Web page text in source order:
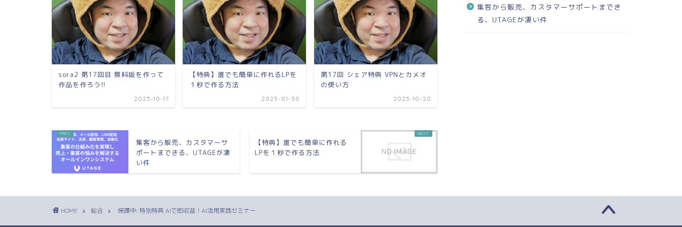
sora2 第17回目 無料版を作って
作品を作ろう!!
2025-10-17
【特典】誰でも簡単に作れるLPを
１秒で作る方法
2025-01-30
第17回 シェア特典 VPNとカメオ
の使い方
2025-10-20
集客から販売、カスタマーサ
ポートまできる、UTAGEが凄
い件
【特典】誰でも簡単に作れる
LPを１秒で作る方法
集客から販売、カスタマーサポートまでき
る、UTAGEが凄い件
HOME 総合 保護中: 特別特典 AIで即収益！AI活用実践セミナー